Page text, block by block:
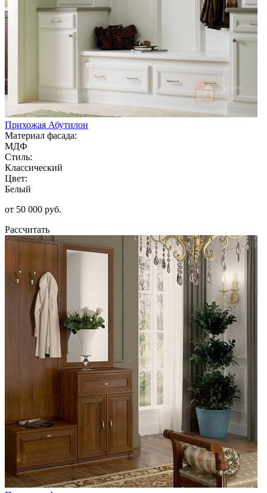
Прихожая Абутилон
Материал фасада:
МДФ
Стиль:
Классический
Цвет:
Белый
от 50 000 руб.
Рассчитать